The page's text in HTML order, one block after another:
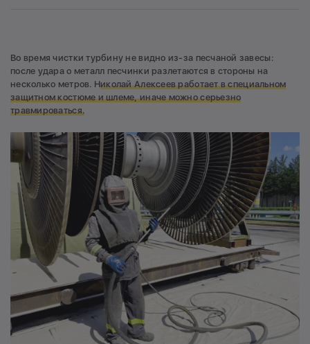
Во время чистки турбину не видно из-за песчаной завесы:
после удара о металл песчинки разлетаются в стороны на
несколько метров. Николай Алексеев работает в специальном
защитном костюме и шлеме,иначе можно серьезно
травмироваться.